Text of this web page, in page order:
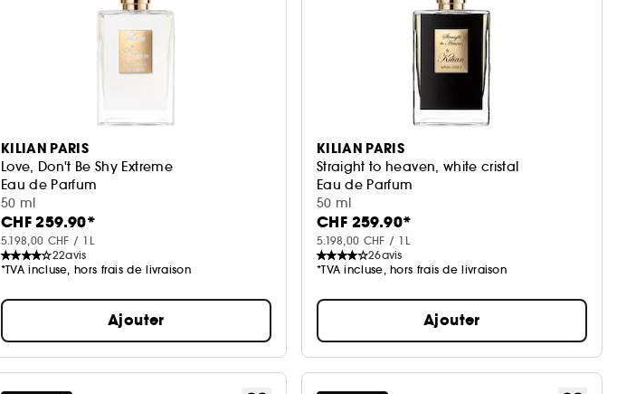
KILIAN PARIS
Love, Don't Be Shy Extreme
Eau de Parfum
50 ml
CHF 259.90*
5.198,00 CHF / 1L
22avis
*TVA incluse, hors frais de livraison
Ajouter
KILIAN PARIS
Straight to heaven, white cristal
Eau de Parfum
50 ml
CHF 259.90*
5.198,00 CHF / 1L
26avis
*TVA incluse, hors frais de livraison
Ajouter